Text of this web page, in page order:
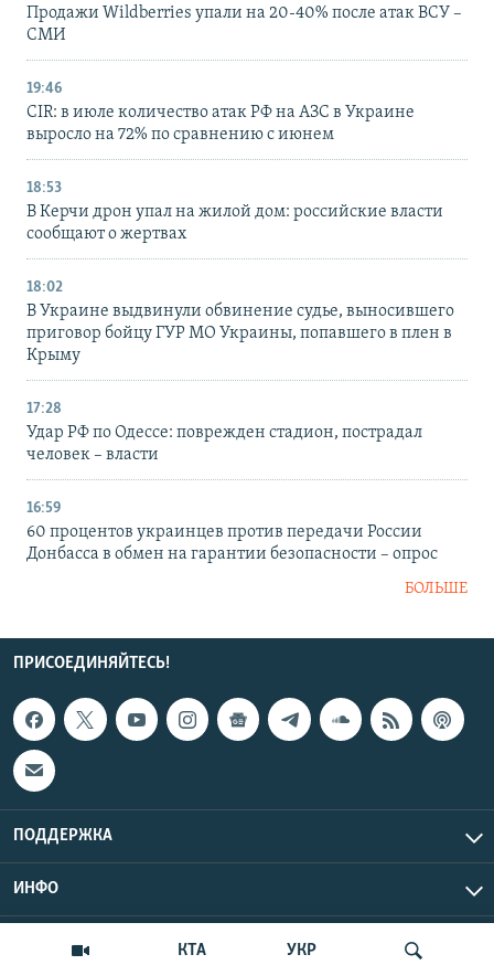
КТА УКР
Продажи Wildberries упали на 20-40% после атак ВСУ –
СМИ
19:46
CIR: в июле количество атак РФ на АЗС в Украине
выросло на 72% по сравнению с июнем
18:53
В Керчи дрон упал на жилой дом: российские власти
сообщают о жертвах
18:02
В Украине выдвинули обвинение судье, выносившего
приговор бойцу ГУР МО Украины, попавшего в плен в
Крыму
17:28
Удар РФ по Одессе: поврежден стадион, пострадал
человек – власти
16:59
60 процентов украинцев против передачи России
Донбасса в обмен на гарантии безопасности – опрос
БОЛЬШЕ
ПРИСОЕДИНЯЙТЕСЬ!
ПОДДЕРЖКА
ИНФО
Copyright Крым.Реалии, 2026 | Все права защищены.
UTC+3